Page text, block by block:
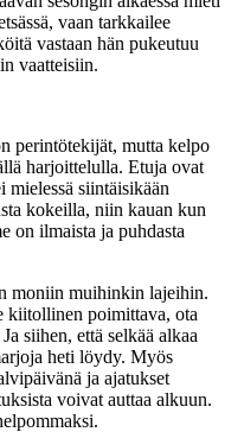
vaan tarkkailee
vastaan hän pukeutuu
vaatteisiin.
perintötekijät, mutta kelpo
harjoittelulla. Etuja ovat
mielessä siintäisikään
kokeilla, niin kauan kun
on ilmaista ja puhdasta
moniin muihinkin lajeihin.
kiitollinen poimittava, ota
siihen, että selkää alkaa
heti löydy. Myös
ja ajatukset
voivat auttaa alkuun.